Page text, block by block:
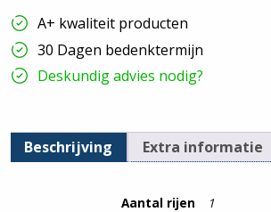
1x
DIN-
rail
hoeveelheid
A+ kwaliteit producten
30 Dagen bedenktermijn
Deskundig advies nodig?
Beschrijving Extra informatie
Aantal rijen 1